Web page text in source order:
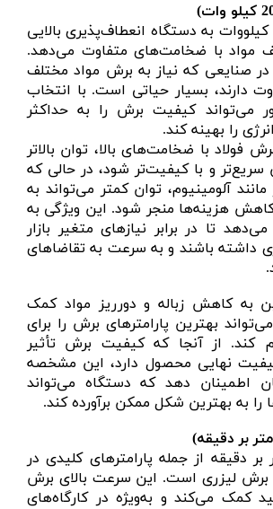
توان برش از 1 تا 20 کیلووات به دستگاه انعطاف‌پذیری بالایی
مواد با ضخامت‌های متفاوت می‌دهد.
در صنایعی که نیاز به برش مواد مختلف
دارند، بسیار حیاتی است. با انتخاب
می‌تواند کیفیت برش را به حداکثر
را بهینه کند.
فولاد با ضخامت‌های بالا، توان بالاتر
و با کیفیت‌تر شود، در حالی که
آلومینیوم، توان کمتر می‌تواند به
کاهش هزینه‌ها منجر شود. این ویژگی به
تا در برابر نیازهای متغیر بازار
داشته باشند و به سرعت به تقاضاهای
به کاهش زباله و دورریز مواد کمک
می‌تواند بهترین پارامترهای برش را برای
کند. از آنجا که کیفیت برش تأثیر
نهایی محصول دارد، این مشخصه
اطمینان دهد که دستگاه می‌تواند
را به بهترین شکل ممکن برآورده کند.
۳۵ متر بر دقیقه از جمله پارامترهای کلیدی در
لیزری است. این سرعت بالای برش
کمک می‌کند و به‌ویژه در کارگاه‌های